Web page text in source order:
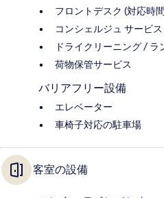
フロントデスク (対応時
コンシェルジュ サービス
ドライクリーニング / ラ
荷物保管サービス
バリアフリー設備
エレベーター
車椅子対応の駐車場
客室の設備